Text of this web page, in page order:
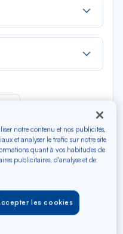
Vider
notre contenu et nos publicités,
et analyser le trafic sur notre site
quant à vos habitudes de
publicitaires, d'analyse et de
les cookies